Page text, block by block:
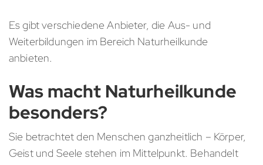
Es gibt verschiedene Anbieter, die Aus- und
Weiterbildungen im Bereich Naturheilkunde
anbieten.
Was macht Naturheilkunde
besonders?
Sie betrachtet den Menschen ganzheitlich – Körper,
Geist und Seele stehen im Mittelpunkt. Behandelt